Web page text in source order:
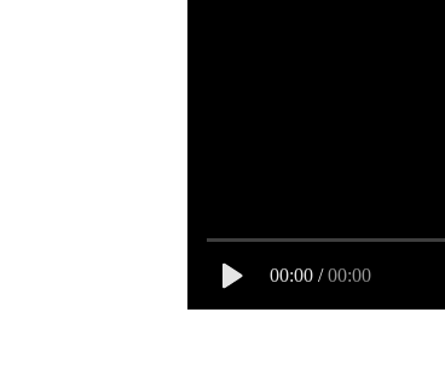
00:00 / 00:00